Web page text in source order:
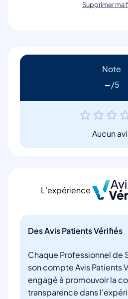
Supprimer ma
Note
-
Aucun
L’expérience
Des Avis Patients Vérifiés
Chaque Professionnel de
son compte Avis Patients
engagé à promouvoir la
transparence dans